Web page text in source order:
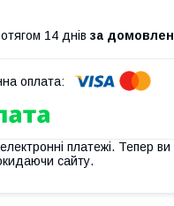
14 днів за
платежі. Тепер
сайту.